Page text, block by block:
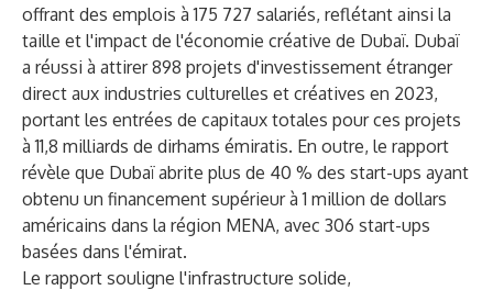
offrant des emplois à 175 727 salariés, reflétant ainsi la
taille et l'impact de l'économie créative de Dubaï. Dubaï
a réussi à attirer 898 projets d'investissement étranger
direct aux industries culturelles et créatives en 2023,
portant les entrées de capitaux totales pour ces projets
à 11,8 milliards de dirhams émiratis. En outre, le rapport
révèle que Dubaï abrite plus de 40 % des start-ups ayant
obtenu un financement supérieur à 1 million de dollars
américains dans la région MENA, avec 306 start-ups
basées dans l'émirat.
Le rapport souligne l'infrastructure solide,